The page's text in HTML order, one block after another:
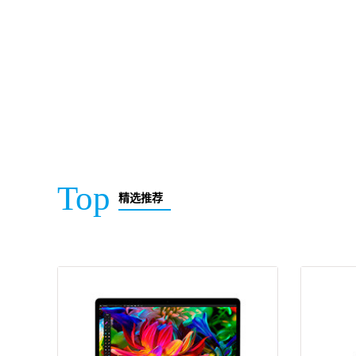
Top 精选推荐